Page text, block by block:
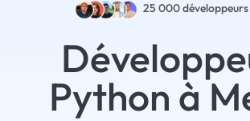
25 000
Python à